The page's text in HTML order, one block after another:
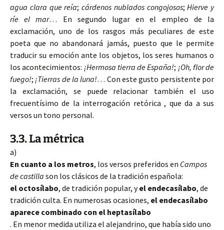
agua clara que reía; cárdenos nublados congojosos;Hierve y
ríe el mar… En segundo lugar en el empleo de la
exclamación, uno de los rasgos más peculiares de este
poeta que no abandonará jamás, puesto que le permite
traducir su emoción ante los objetos, los seres humanos o
los acontecimientos: ¡Hermosa tierra de España!; ¡Oh, flor de
fuego!; ¡Tierras de la luna!… Con este gusto persistente por
la exclamación, se puede relacionar también el uso
frecuentísimo de la interrogación retórica , que da a sus
versos un tono personal.
3.3. La métrica
a)
En cuanto a los metros, los versos preferidos en Campos
de castilla son los clásicos de la tradición española:
el octosílabo, de tradición popular, yel endecasílabo, de
tradición culta. En numerosas ocasiones, el endecasílabo
aparece combinado con el heptasílabo
. En menor medida utiliza el alejandrino, que había sido uno